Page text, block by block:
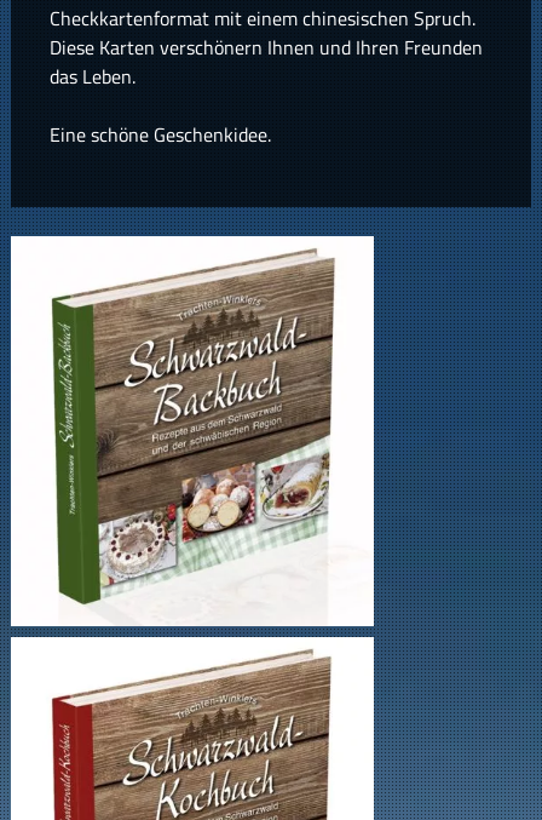
Checkkartenformat mit einem chinesischen Spruch.
Diese Karten verschönern Ihnen und Ihren Freunden
das Leben.
Eine schöne Geschenkidee.